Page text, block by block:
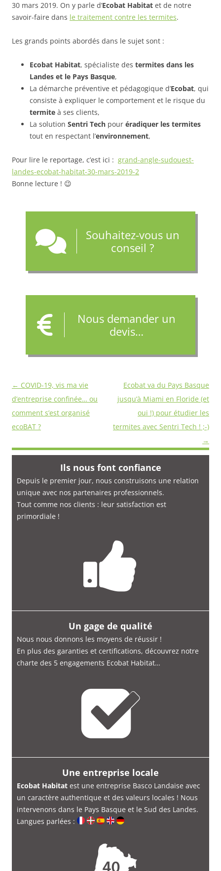
30 mars 2019. On y parle d’Ecobat Habitat et de notre
savoir-faire dans le traitement contre les termites.
Les grands points abordés dans le sujet sont :
Ecobat Habitat, spécialiste des termites dans les
Landes et le Pays Basque,
La démarche préventive et pédagogique d’Ecobat, qui
consiste à expliquer le comportement et le risque du
termite à ses clients,
La solution Sentri Tech pour éradiquer les termites
tout en respectant l’environnement,
Pour lire le reportage, c’est ici : grand-angle-sudouest-
landes-ecobat-habitat-30-mars-2019-2
Bonne lecture ! 😉
Souhaitez-vous un
conseil ?
Nous demander un
devis…
Navigation
des
articles
Ecobat va du Pays Basque
jusqu’à Miami en Floride (et
oui !) pour étudier les
termites avec Sentri Tech ! ;-)
→
← COVID-19, vis ma vie
d’entreprise confinée… ou
comment s’est organisé
ecoBAT ?
Ils nous font confiance
Depuis le premier jour, nous construisons une relation
unique avec nos partenaires professionnels.
Tout comme nos clients : leur satisfaction est
primordiale !
Un gage de qualité
Nous nous donnons les moyens de réussir !
En plus des garanties et certifications, découvrez notre
charte des 5 engagements Ecobat Habitat…
Une entreprise locale
Ecobat Habitat est une entreprise Basco Landaise avec
un caractère authentique et des valeurs locales ! Nous
intervenons dans le Pays Basque et le Sud des Landes.
Langues parlées :